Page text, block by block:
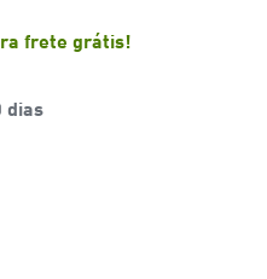
frete grátis!
dias